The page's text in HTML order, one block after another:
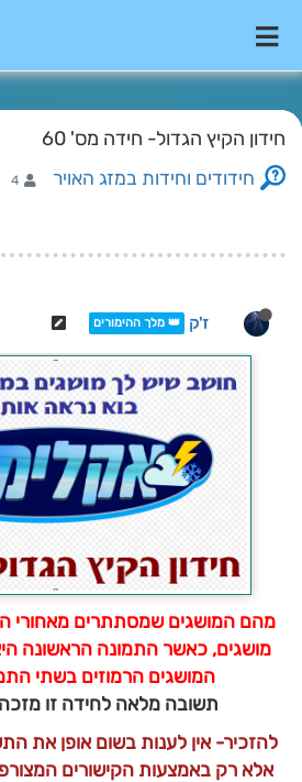
חידון הקיץ הגדול- חידה מס' 60
חידודים וחידות במזג האויר 4
ז'ק 👑 מלך ההימורים
מהם המושגים שמסתתרים מאחורי
מושגים, כאשר התמונה הראשונה
המושגים הרמוזים בשתי
תשובה מלאה לחידה זו
להזכיר- אין לענות בשום אופן את
אלא רק באמצעות הקישורים